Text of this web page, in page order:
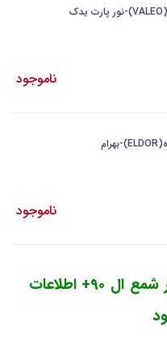
ناموجود
ناموجود
✅همه چیز درباره خرید وایر شمع ال 90+ اطلاعات